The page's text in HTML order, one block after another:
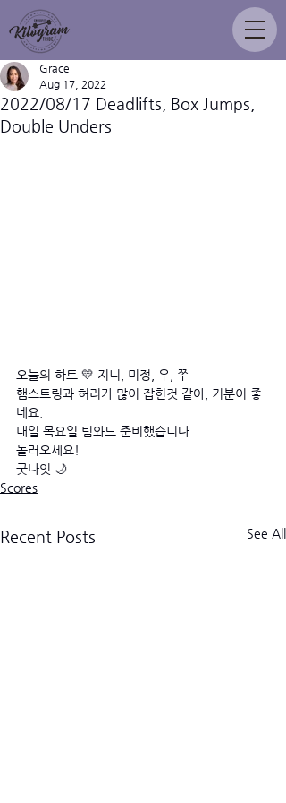
2022/08/17 Deadlifts, Box Jumps,
Double Unders
Grace
Aug 17, 2022
오늘의 하트 💛 지니, 미정, 우, 쭈
햄스트링과 허리가 많이 잡힌것 같아, 기분이 좋
네요.
내일 목요일 팀와드 준비했습니다.
놀러오세요!
굿나잇 🌙
Scores
Recent Posts See All